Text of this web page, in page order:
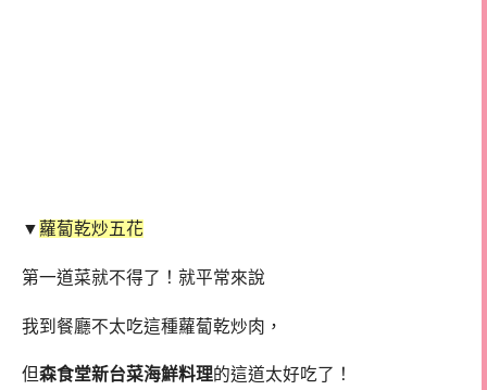
▼ 蘿蔔乾炒五花
第一道菜就不得了！就平常來說
我到餐廳不太吃這種蘿蔔乾炒肉，
但森食堂新台菜海鮮料理的這道太好吃了！